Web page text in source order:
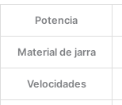
Potencia
Material de jarra
Velocidades